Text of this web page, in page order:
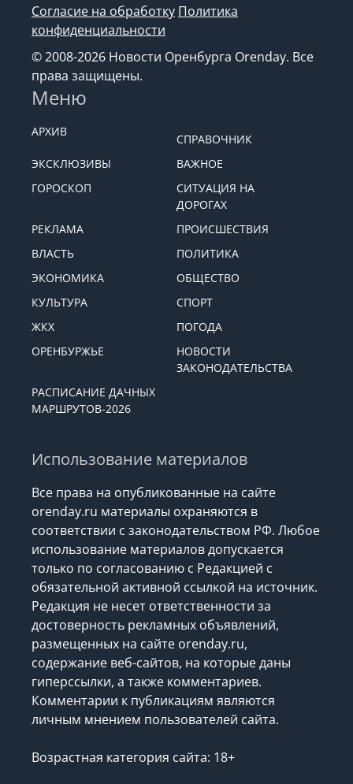
Согласие на обработку Политика
конфиденциальности
© 2008-2026 Новости Оренбурга Orenday. Все
права защищены.
Меню
АРХИВ
СПРАВОЧНИК
ЭКСКЛЮЗИВЫ
ВАЖНОЕ
ГОРОСКОП
СИТУАЦИЯ НА
ДОРОГАХ
РЕКЛАМА
ПРОИСШЕСТВИЯ
ВЛАСТЬ
ПОЛИТИКА
ЭКОНОМИКА
ОБЩЕСТВО
КУЛЬТУРА
СПОРТ
ЖКХ
ПОГОДА
ОРЕНБУРЖЬЕ
НОВОСТИ
ЗАКОНОДАТЕЛЬСТВА
РАСПИСАНИЕ ДАЧНЫХ
МАРШРУТОВ-2026
Использование материалов
Все права на опубликованные на сайте
orenday.ru материалы охраняются в
соответствии с законодательством РФ. Любое
использование материалов допускается
только по согласованию с Редакцией с
обязательной активной ссылкой на источник.
Редакция не несет ответственности за
достоверность рекламных объявлений,
размещенных на сайте orenday.ru,
содержание веб-сайтов, на которые даны
гиперссылки, а также комментариев.
Комментарии к публикациям являются
личным мнением пользователей сайта.
Возрастная категория сайта: 18+